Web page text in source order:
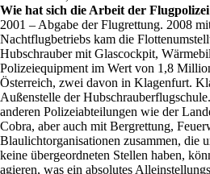
Wie hat sich die Arbeit der
2001 – Abgabe der Flugrettung. 2008
Nachtflugbetriebs kam die
Hubschrauber mit Glascockpit,
Polizeiequipment im Wert von 1,8
Österreich, zwei davon in Klagenfurt.
Außenstelle der
anderen Polizeiabteilungen wie der
Cobra, aber auch mit Bergrettung,
Blaulichtorganisationen zusammen, die
keine übergeordneten Stellen haben,
agieren, was ein absolutes